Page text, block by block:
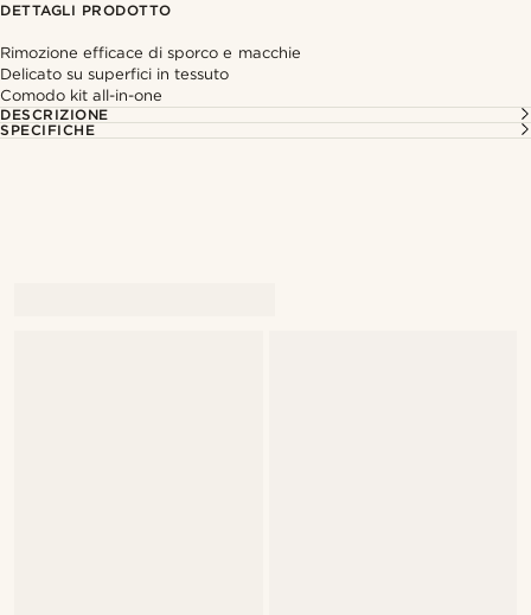
DETTAGLI PRODOTTO
Rimozione efficace di sporco e macchie
Delicato su superfici in tessuto
Comodo kit all-in-one
DESCRIZIONE
SPECIFICHE